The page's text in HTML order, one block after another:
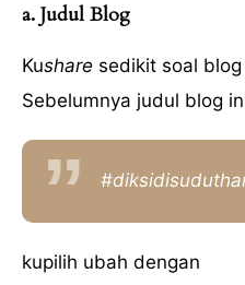
a. Judul Blog
Kushare sedikit soal
Sebelumnya judul blog
kupilih ubah dengan